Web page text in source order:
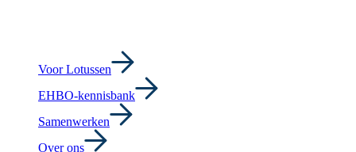
Voor Lotussen
EHBO-kennisbank
Samenwerken
Over ons